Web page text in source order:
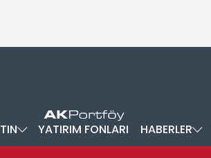
YATIRIM FONLARI HABERLER